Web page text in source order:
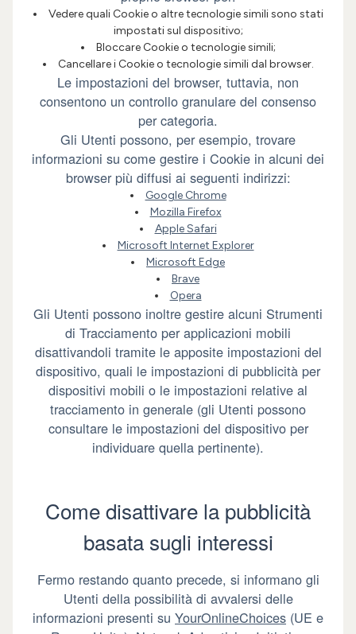
Vedere quali Cookie o altre tecnologie simili sono stati
impostati sul dispositivo;
Bloccare Cookie o tecnologie simili;
Cancellare i Cookie o tecnologie simili dal browser.
Le impostazioni del browser, tuttavia, non
consentono un controllo granulare del consenso
per categoria.
Gli Utenti possono, per esempio, trovare
informazioni su come gestire i Cookie in alcuni dei
browser più diffusi ai seguenti indirizzi:
Google Chrome
Mozilla Firefox
Apple Safari
Microsoft Internet Explorer
Microsoft Edge
Brave
Opera
Gli Utenti possono inoltre gestire alcuni Strumenti
di Tracciamento per applicazioni mobili
disattivandoli tramite le apposite impostazioni del
dispositivo, quali le impostazioni di pubblicità per
dispositivi mobili o le impostazioni relative al
tracciamento in generale (gli Utenti possono
consultare le impostazioni del dispositivo per
individuare quella pertinente).
Come disattivare la pubblicità
basata sugli interessi
Fermo restando quanto precede, si informano gli
Utenti della possibilità di avvalersi delle
informazioni presenti su YourOnlineChoices (UE e